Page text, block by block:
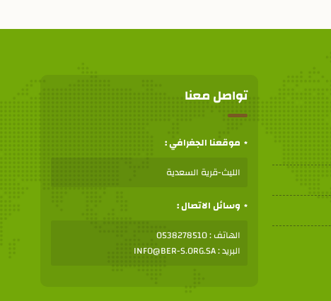
تواصل معنا
موقعنا الجغرافي :
الليث-قرية السعدية
وسائل الاتصال :
الهاتف : 0538278510
البريد : INFO@BER-S.ORG.SA